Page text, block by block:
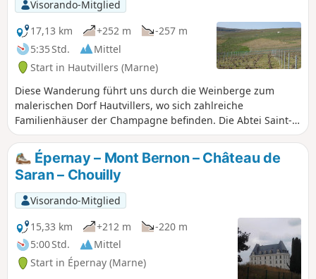
Visorando-Mitglied
17,13 km
+252 m
-257 m
5:35 Std.
Mittel
Start in Hautvillers (Marne)
Diese Wanderung führt uns durch die Weinberge zum
malerischen Dorf Hautvillers, wo sich zahlreiche
Familienhäuser der Champagne befinden. Die Abtei Saint-
Pierre d'Hautvillers beherbergt das Grab des Mönchs Dom
Pérignon, dem die Erfindung der Champagner-
Herstellungsmethode zugeschrieben wird. Der Parc Pierre
Cheval, der sich an einen Hang schmiegt, bietet einen
herrlichen Blick auf das Dorf Hautvillers.
Épernay – Mont Bernon – Château de
Saran – Chouilly
Visorando-Mitglied
15,33 km
+212 m
-220 m
5:00 Std.
Mittel
Start in Épernay (Marne)